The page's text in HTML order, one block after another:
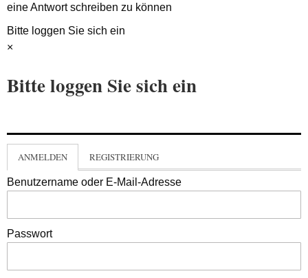
eine Antwort schreiben zu können
Bitte loggen Sie sich ein
×
Bitte loggen Sie sich ein
ANMELDEN REGISTRIERUNG
Benutzername oder E-Mail-Adresse
Passwort